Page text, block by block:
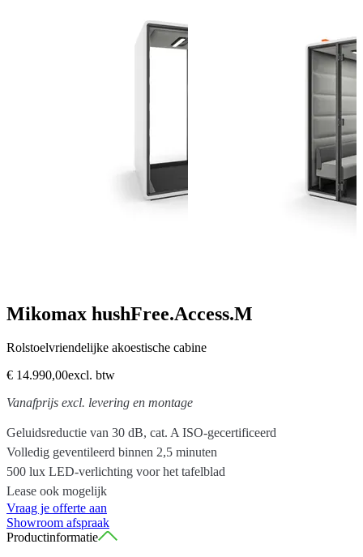
Mikomax hushFree.Access.M
Rolstoelvriendelijke akoestische cabine
€ 14.990,00excl. btw
Vanafprijs excl. levering en montage
Geluidsreductie van 30 dB, cat. A ISO-gecertificeerd
Volledig geventileerd binnen 2,5 minuten
500 lux LED-verlichting voor het tafelblad
Lease ook mogelijk
Vraag je offerte aan
Showroom afspraak
Productinformatie